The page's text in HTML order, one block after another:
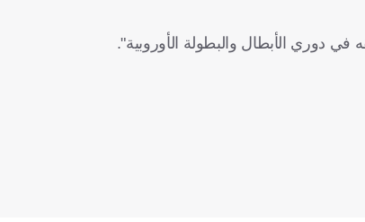
في دوري الأبطال والبطولة الأوروبية".